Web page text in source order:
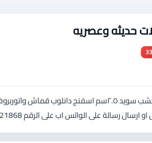
حديثه وعصريه
اطقم كنب وكورنر امريكي تفصيل خشب سويد ٢.٥سم
رسالة على الواتس اب على الرقم 0791821868